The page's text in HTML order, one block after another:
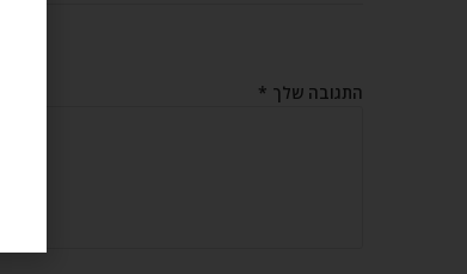
התגובה שלך *